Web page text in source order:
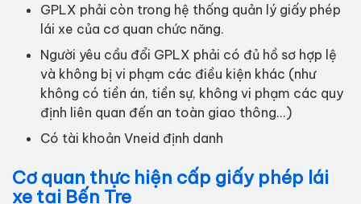
GPLX phải còn trong hệ thống quản lý giấy phép
lái xe của cơ quan chức năng.
Người yêu cầu đổi GPLX phải có đủ hồ sơ hợp lệ
và không bị vi phạm các điều kiện khác (như
không có tiền án, tiền sự, không vi phạm các quy
định liên quan đến an toàn giao thông...)
Có tài khoản Vneid định danh
Cơ quan thực hiện cấp giấy phép lái
xe tại Bến Tre